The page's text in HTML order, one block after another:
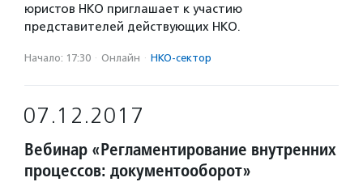
юристов НКО приглашает к участию
представителей действующих НКО.
Начало: 17:30 · Онлайн · НКО-сектор
07.12.2017
Вебинар «Регламентирование внутренних
процессов: документооборот»